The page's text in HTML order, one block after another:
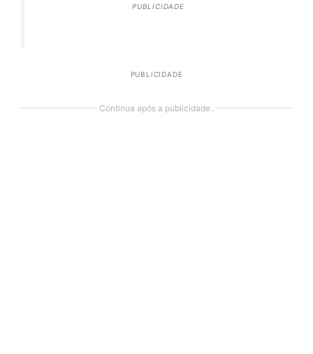
PUBLICIDADE
PUBLICIDADE
Continua após a publicidade..